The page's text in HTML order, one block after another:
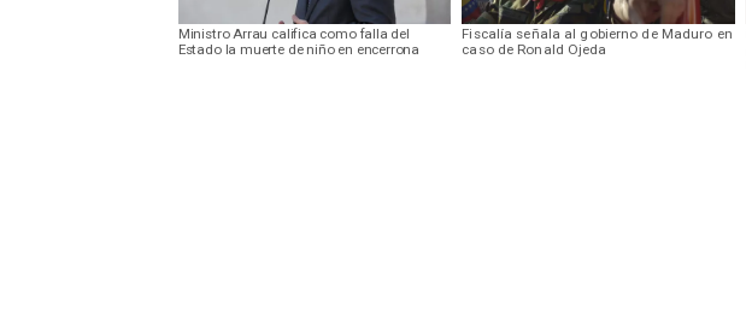
Ministro Arrau califica como falla del
Estado la muerte de niño en encerrona
Fiscalía señala al gobierno de Maduro en
caso de Ronald Ojeda